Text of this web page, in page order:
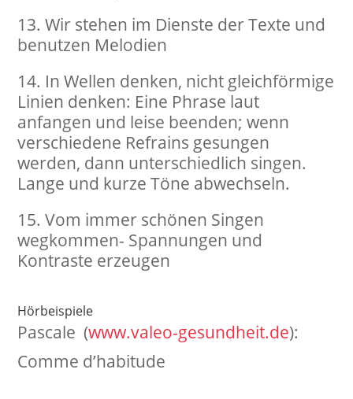
Wir stehen im Dienste der Texte und
benutzen Melodien
In Wellen denken, nicht gleichförmige
Linien denken: Eine Phrase laut
anfangen und leise beenden; wenn
verschiedene Refrains gesungen
werden, dann unterschiedlich singen.
Lange und kurze Töne abwechseln.
Vom immer schönen Singen
wegkommen- Spannungen und
Kontraste erzeugen
Hörbeispiele
Pascale (www.valeo-gesundheit.de):
Comme d’habitude